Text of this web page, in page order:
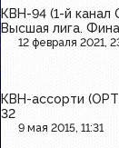
КВН-94 (1-й канал
Высшая лига.
12 февраля 2021,
КВН-ассорти
32
9 мая 2015, 11:31